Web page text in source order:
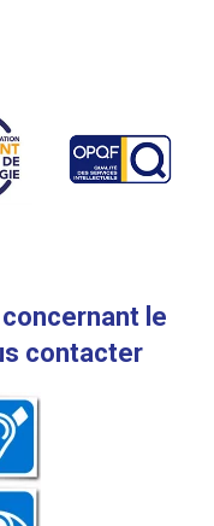
le
contacter